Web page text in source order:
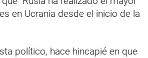
en Ucrania desde el inicio de la
político, hace hincapié en que